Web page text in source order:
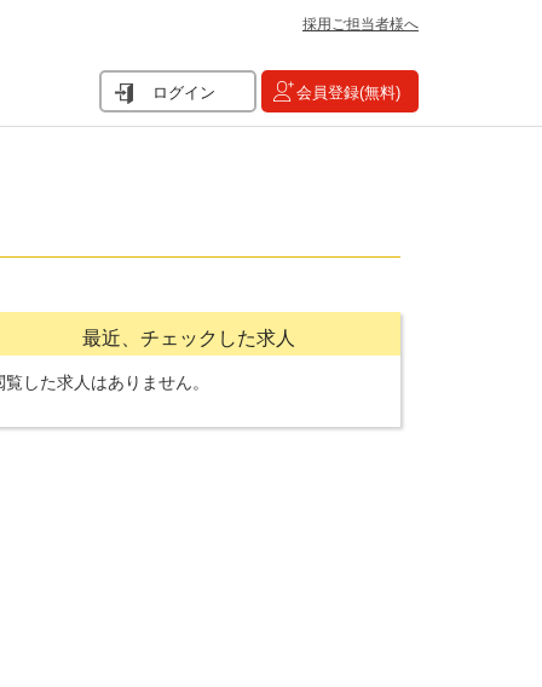
採用ご担当者様へ
ログイン 会員登録(無料)
最近、チェックした求人
覧した求人はありません。